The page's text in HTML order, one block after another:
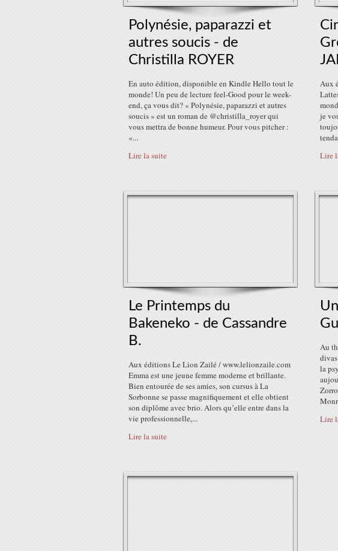
Polynésie, paparazzi et
autres soucis - de
Christilla ROYER
En auto édition, disponible en Kindle Hello tout le
monde! Un peu de lecture feel-Good pour le week-
end, ça vous dit? « Polynésie, paparazzi et autres
soucis » est un roman de @christilla_royer qui
vous mettra de bonne humeur. Pour vous pitcher :
«...
Lire la suite
Aux
je
Lire
Le Printemps du
Bakeneko - de Cassandre
B.
Aux éditions Le Lion Zailé / www.lelionzaile.com
Emma est une jeune femme moderne et brillante.
Bien entourée de ses amies, son cursus à La
Sorbonne se passe magnifiquement et elle obtient
son diplôme avec brio. Alors qu’elle entre dans la
vie professionnelle,...
Lire la suite
Au
la
Lire